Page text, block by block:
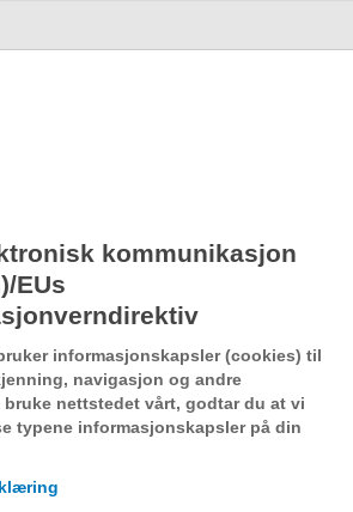
7A3
kjørebok
kommunikasjon
EUs
informasjonskapsler (cookies) til
navigasjon og andre
bruke nettstedet vårt, godtar du at vi
typene informasjonskapsler på din